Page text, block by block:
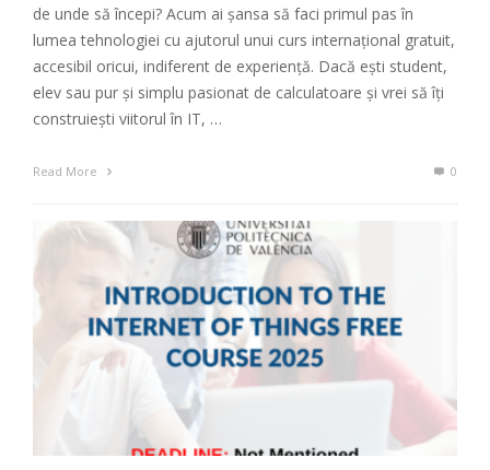
de unde să începi? Acum ai șansa să faci primul pas în
lumea tehnologiei cu ajutorul unui curs internațional gratuit,
accesibil oricui, indiferent de experiență. Dacă ești student,
elev sau pur și simplu pasionat de calculatoare și vrei să îți
construiești viitorul în IT, …
Read More 0